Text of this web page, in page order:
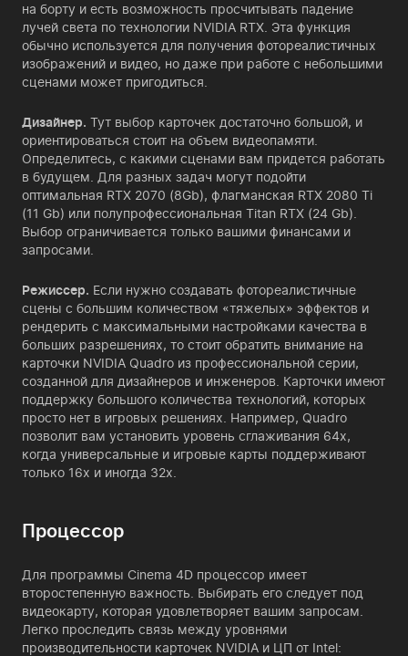
на борту и есть возможность просчитывать падение
лучей света по технологии NVIDIA RTX. Эта функция
обычно используется для получения фотореалистичных
изображений и видео, но даже при работе с небольшими
сценами может пригодиться.
Дизайнер. Тут выбор карточек достаточно большой, и
ориентироваться стоит на объем видеопамяти.
Определитесь, с какими сценами вам придется работать
в будущем. Для разных задач могут подойти
оптимальная RTX 2070 (8Gb), флагманская RTX 2080 Ti
(11 Gb) или полупрофессиональная Titan RTX (24 Gb).
Выбор ограничивается только вашими финансами и
запросами.
Режиссер. Если нужно создавать фотореалистичные
сцены с большим количеством «тяжелых» эффектов и
рендерить с максимальными настройками качества в
больших разрешениях, то стоит обратить внимание на
карточки NVIDIA Quadro из профессиональной серии,
созданной для дизайнеров и инженеров. Карточки имеют
поддержку большого количества технологий, которых
просто нет в игровых решениях. Например, Quadro
позволит вам установить уровень сглаживания 64х,
когда универсальные и игровые карты поддерживают
только 16х и иногда 32х.
Процессор
Для программы Cinema 4D процессор имеет
второстепенную важность. Выбирать его следует под
видеокарту, которая удовлетворяет вашим запросам.
Легко проследить связь между уровнями
производительности карточек NVIDIA и ЦП от Intel: